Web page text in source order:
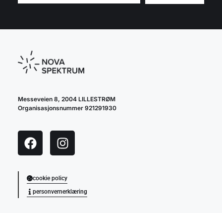
Messeveien 8, 2004 LILLESTRØM
Organisasjonsnummer 921291930
cookie policy
personvernerklæring